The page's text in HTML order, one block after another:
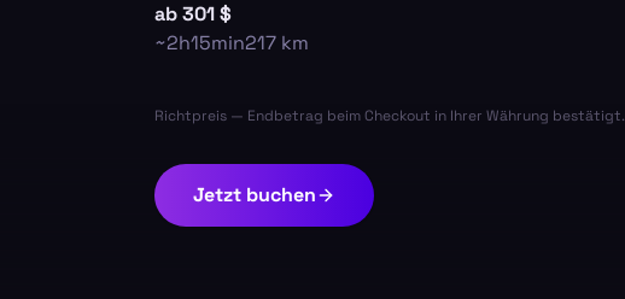
ab301 $
~2h15min217 km
Richtpreis — Endbetrag beim Checkout in Ihrer Währung bestätigt.
Jetzt buchen